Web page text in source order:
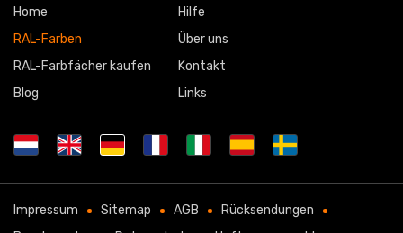
Home
RAL-Farben
RAL-Farbfächer kaufen
Blog
Hilfe
Über uns
Kontakt
Links
Impressum Sitemap AGB
Rücksendungen